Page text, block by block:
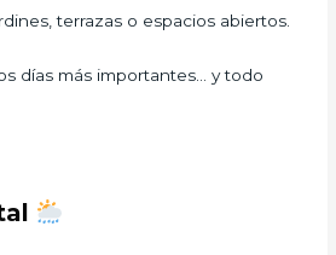
terrazas o espacios abiertos.
días más importantes… y todo